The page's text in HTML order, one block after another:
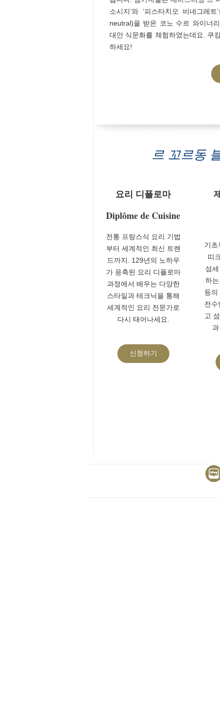
소시지’와 ‘피스타치오 비네그
neutral)을 받은 코노 수르 와이너
대안 식문화를 체험하였는데요. 쿠
하세요!
르 꼬르동
요리 디플로마
Diplôme de Cuisine
전통 프랑스식 요리 기법
부터 세계적인 최신 트렌
드까지. 129년의 노하우
가 응축된 요리 디플로마
과정에서 배우는 다양한
스타일과 테크닉을 통해
세계적인 요리 전문가로
다시 태어나세요.
신청하기
기초
띠
섬
하
등의
전수
고